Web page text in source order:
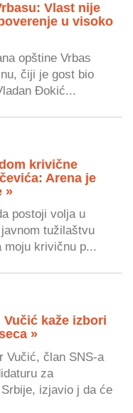
Vlast nije
u visoko
opštine Vrbas
čiji je gost bio
Đokić...
krivične
Arena je
»
postoji volja u
tužilaštvu
moju krivičnu p...
kaže izbori
»
Vučić, član SNS-a
za
izjavio j da će